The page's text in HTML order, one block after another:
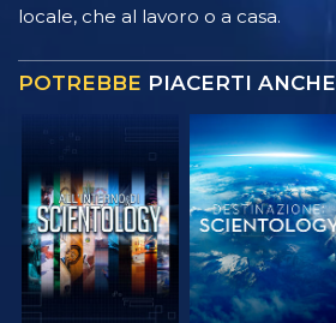
locale, che al lavoro o a casa.
POTREBBE PIACERTI ANCHE